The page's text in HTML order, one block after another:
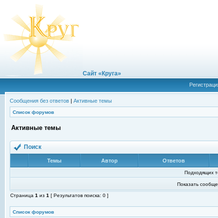
Сайт «Круга»
Сообщения без ответов | Активные темы
Список форумов
Активные темы
Поиск
Темы Автор Ответов
Подходящих
Показать
Страница 1 из 1 [ Результатов поиска: 0 ]
Список форумов